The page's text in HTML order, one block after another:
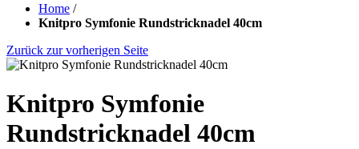
Home /
Knitpro Symfonie Rundstricknadel 40cm
Zurück zur vorherigen Seite
Knitpro Symfonie
Rundstricknadel 40cm